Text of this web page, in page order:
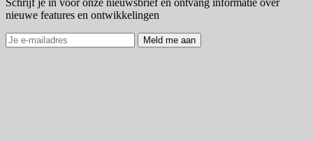
Schrijf je in voor onze nieuwsbrief en ontvang informatie over
nieuwe features en ontwikkelingen
Meld me aan